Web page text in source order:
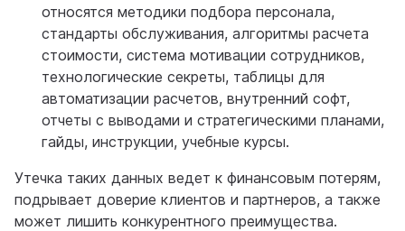
относятся методики подбора персонала,
стандарты обслуживания, алгоритмы расчета
стоимости, система мотивации сотрудников,
технологические секреты, таблицы для
автоматизации расчетов, внутренний софт,
отчеты с выводами и стратегическими планами,
гайды, инструкции, учебные курсы.
Утечка таких данных ведет к финансовым потерям,
подрывает доверие клиентов и партнеров, а также
может лишить конкурентного преимущества.